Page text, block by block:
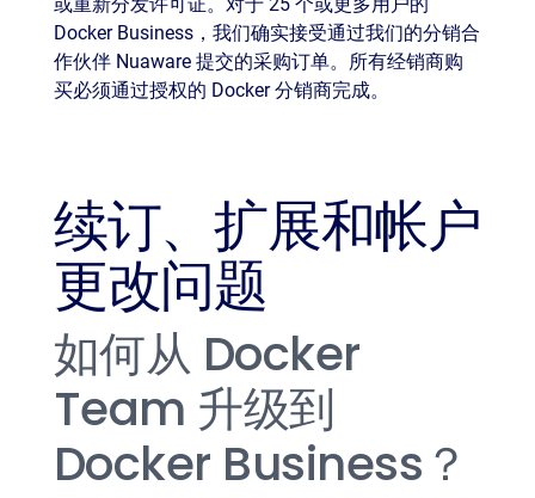
Docker Business，我们确实接受通过我们的分销合
作伙伴 Nuaware 提交的采购订单。所有经销商购
买必须通过授权的 Docker 分销商完成。
续订、扩展和帐户
更改问题
如何从 Docker
Team 升级到
Docker Business？